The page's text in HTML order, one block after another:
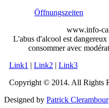
Öffnungszeiten
www.info-
L'abus d'alcool est
consommer avec
Link1 | Link2 | Link3
Copyright © 2014. All Rights
Designed by Patrick